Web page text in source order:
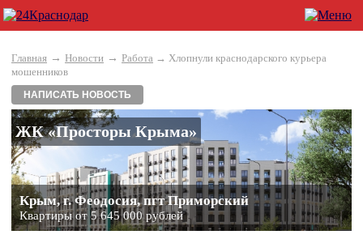
Главная → Новости → Работа → Хлопнули краснодарского курьера
мошенников
НАПИСАТЬ НОВОСТЬ
ЖК «Просторы Крыма»
Крым, г. Феодосия, пгт Приморский
Квартиры от 5 645 000 рублей